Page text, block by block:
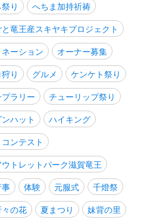
り
へちま加持祈祷
竜王産スキヤキプロジェクト
ーション
オーナー募集
り
グルメ
ケンケト祭り
ラリー
チューリップ祭り
ハット
ハイキング
ンテスト
トレットパーク滋賀竜王
体験 元服式
千燈祭
の花
夏まつり
妹背の里